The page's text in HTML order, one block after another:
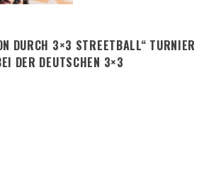
DURCH 3×3 STREETBALL“ TURNIER
DER DEUTSCHEN 3×3